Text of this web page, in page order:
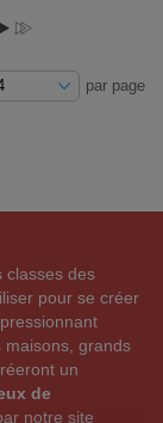
par page
classes des
pour se créer
maisons, grands
un
de
notre site